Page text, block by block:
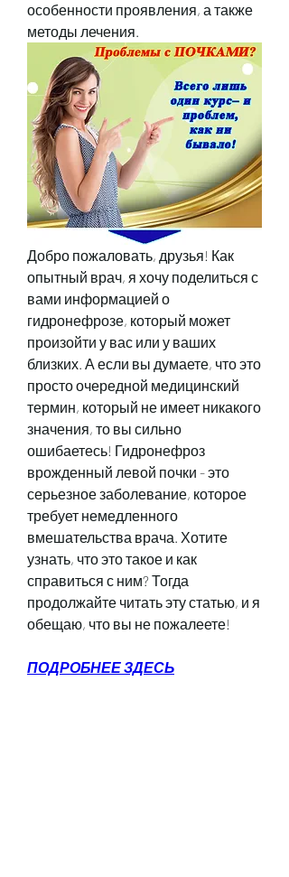
особенности проявления, а также
методы лечения.
Добро пожаловать, друзья! Как
опытный врач, я хочу поделиться с
вами информацией о
гидронефрозе, который может
произойти у вас или у ваших
близких. А если вы думаете, что это
просто очередной медицинский
термин, который не имеет никакого
значения, то вы сильно
ошибаетесь! Гидронефроз
врожденный левой почки - это
серьезное заболевание, которое
требует немедленного
вмешательства врача. Хотите
узнать, что это такое и как
справиться с ним? Тогда
продолжайте читать эту статью, и я
обещаю, что вы не пожалеете!
ПОДРОБНЕЕ ЗДЕСЬ